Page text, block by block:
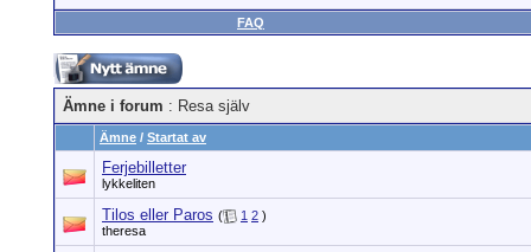
FAQ
Ämne i forum : Resa själv
Ämne / Startat av
Ferjebilletter
lykkeliten
Tilos eller Paros ( 1 2 )
theresa